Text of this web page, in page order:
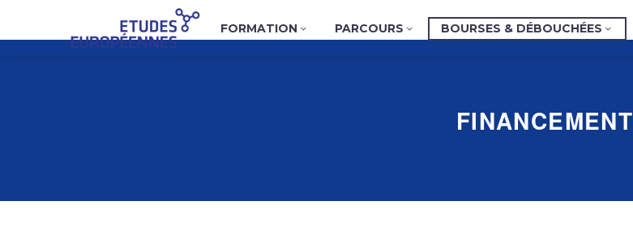
FORMATION PARCOURS BOURSES & DÉBOUCHÉES
FINANCEMENT